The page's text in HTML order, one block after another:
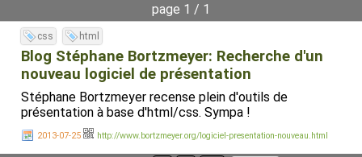
page 1 / 1
css html
Blog Stéphane Bortzmeyer: Recherche d'un
nouveau logiciel de présentation
Stéphane Bortzmeyer recense plein d'outils de
présentation à base d'html/css. Sympa !
2013-07-25 http://www.bortzmeyer.org/logiciel-presentation-nouveau.html